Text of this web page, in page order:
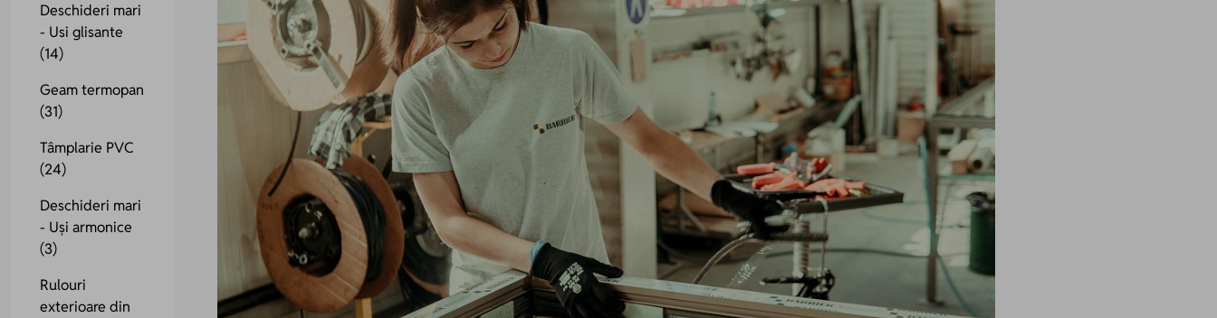
Deschideri mari
- Usi glisante
(14)
Geam termopan
(31)
Tâmplarie PVC
(24)
Deschideri mari
- Uși armonice
(3)
Rulouri
exterioare din